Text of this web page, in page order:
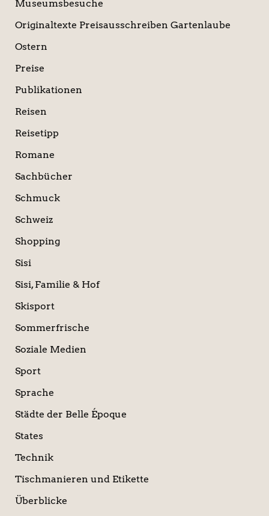
Museumsbesuche
Originaltexte Preisausschreiben Gartenlaube
Ostern
Preise
Publikationen
Reisen
Reisetipp
Romane
Sachbücher
Schmuck
Schweiz
Shopping
Sisi
Sisi, Familie & Hof
Skisport
Sommerfrische
Soziale Medien
Sport
Sprache
Städte der Belle Époque
States
Technik
Tischmanieren und Etikette
Überblicke